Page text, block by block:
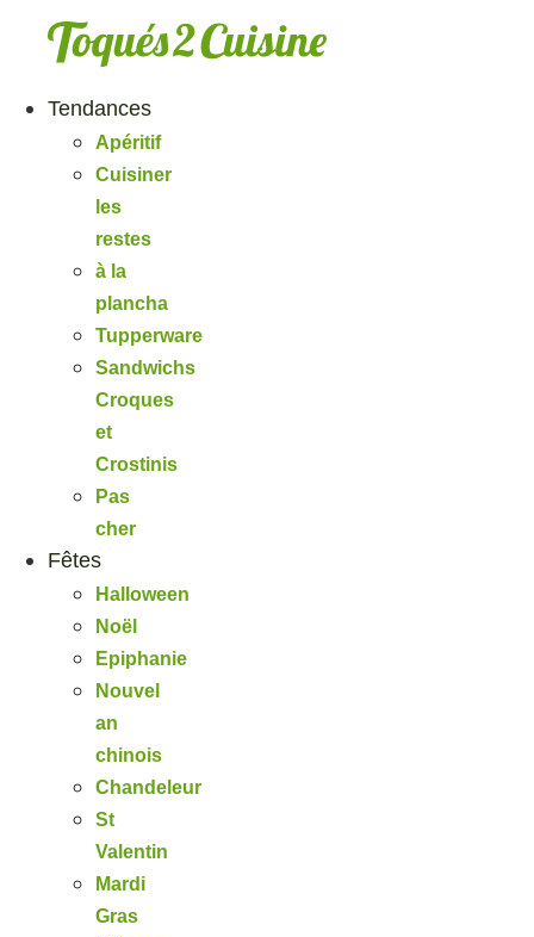
Tendances
Apéritif
Cuisiner
les
restes
à la
plancha
Tupperware
Sandwichs
Croques
et
Crostinis
Pas
cher
Fêtes
Halloween
Noël
Epiphanie
Nouvel
an
chinois
Chandeleur
St
Valentin
Mardi
Gras